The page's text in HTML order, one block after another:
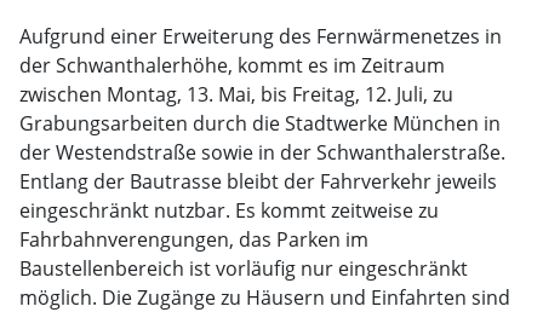
Aufgrund einer Erweiterung des Fernwärmenetzes in
der Schwanthalerhöhe, kommt es im Zeitraum
zwischen Montag, 13. Mai, bis Freitag, 12. Juli, zu
Grabungsarbeiten durch die Stadtwerke München in
der Westendstraße sowie in der Schwanthalerstraße.
Entlang der Bautrasse bleibt der Fahrverkehr jeweils
eingeschränkt nutzbar. Es kommt zeitweise zu
Fahrbahnverengungen, das Parken im
Baustellenbereich ist vorläufig nur eingeschränkt
möglich. Die Zugänge zu Häusern und Einfahrten sind